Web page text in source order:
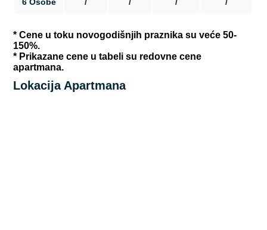
* Cene u toku novogodišnjih praznika su veće 50-
150%.
* Prikazane cene u tabeli su redovne cene
apartmana.
Lokacija Apartmana